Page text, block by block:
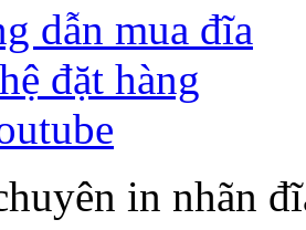
dẫn mua đĩa
đặt hàng
in nhãn